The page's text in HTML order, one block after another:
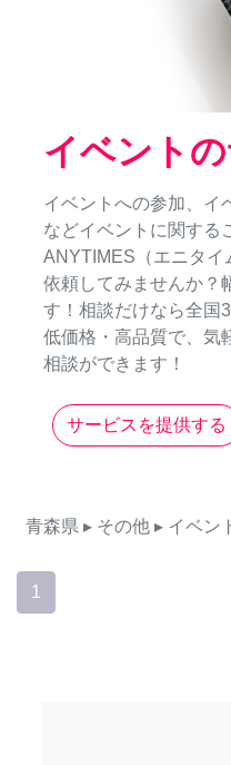
イベント
イベントへの参加、イ
などイベントに関する
ANYTIMES（エニタイ
依頼してみませんか？
す！相談だけなら全国
低価格・高品質で、気
相談ができます！
サービスを提供する
青森県 ▸ その他 ▸ イベン
1